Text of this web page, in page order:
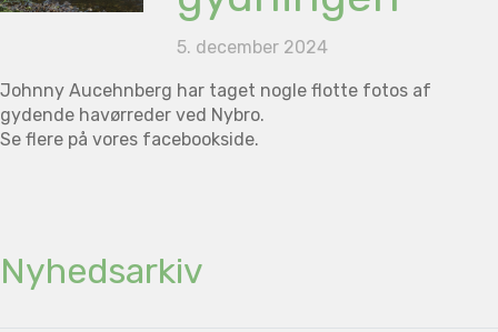
5. december 2024
Johnny Aucehnberg har taget nogle flotte fotos af
gydende havørreder ved Nybro.
Se flere på vores facebookside.
Nyhedsarkiv